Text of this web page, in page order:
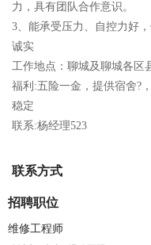
力，具有团队合作意识。
3、能承受压力、自控力好
诚实
工作地点：聊城及聊城各区
福利:五险一金，提供宿舍?
稳定
联系:杨经理523
联系方式
招聘职位
维修工程师